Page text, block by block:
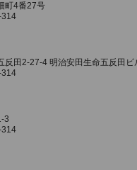
町4番27号
314
反田2-27-4 明治安田生命五反田ビ
314
3
314